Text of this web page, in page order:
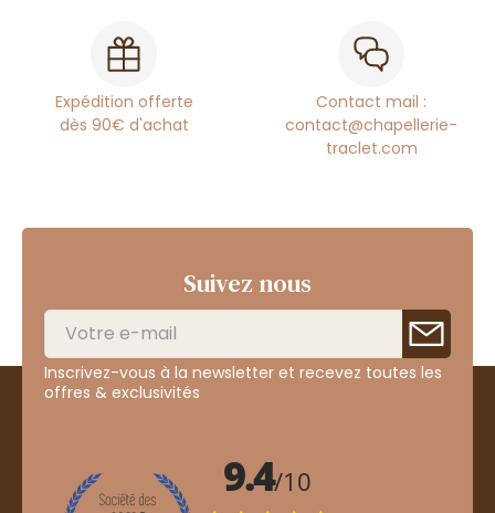
Expédition offerte
dès 90€ d'achat
Contact mail :
contact@chapellerie-
traclet.com
Suivez nous
Inscrivez-vous à la newsletter et recevez toutes les
offres & exclusivités